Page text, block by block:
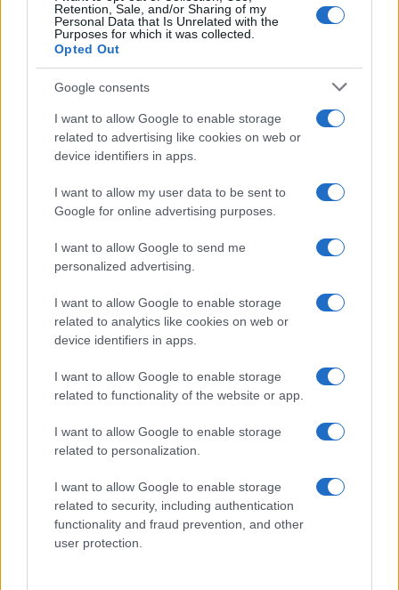
Retention, Sale, and/or Sharing of my
Personal Data that Is Unrelated with the
Purposes for which it was collected.
Opted Out
Google consents
I want to allow Google to enable storage
related to advertising like cookies on web or
device identifiers in apps.
I want to allow my user data to be sent to
Google for online advertising purposes.
I want to allow Google to send me
personalized advertising.
I want to allow Google to enable storage
related to analytics like cookies on web or
device identifiers in apps.
I want to allow Google to enable storage
related to functionality of the website or app.
I want to allow Google to enable storage
related to personalization.
I want to allow Google to enable storage
related to security, including authentication
functionality and fraud prevention, and other
user protection.
Paolo Pinna
Martina Agostina Diturco
I nostri cari
I nostri cari
Giovannimaria Cabras
Invia un Comunicato Stampa